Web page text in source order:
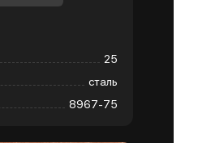
25
сталь
8967-75